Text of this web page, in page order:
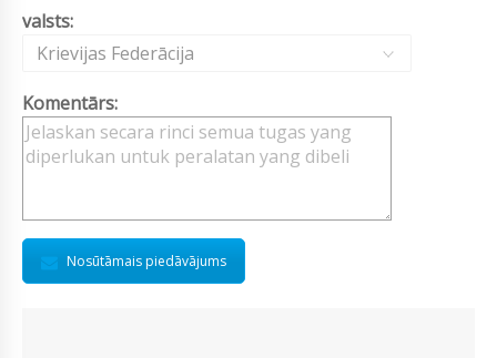
valsts:
Krievijas Federācija
Komentārs:
Nosūtāmais piedāvājums